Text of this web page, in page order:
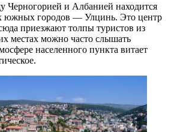
Черногорией и Албанией находится
южных городов — Улцинь. Это центр
приезжают толпы туристов из
местах можно часто слышать
населенного пункта витает